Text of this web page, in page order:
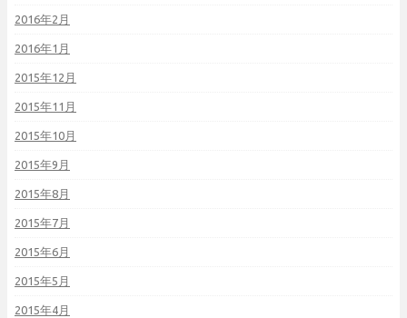
2016年2月
2016年1月
2015年12月
2015年11月
2015年10月
2015年9月
2015年8月
2015年7月
2015年6月
2015年5月
2015年4月